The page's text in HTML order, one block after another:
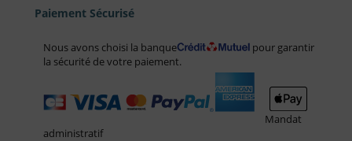
Paiement Sécurisé
Nous avons choisi la banque
pour garantir
la sécurité de votre paiement.
Mandat
administratif